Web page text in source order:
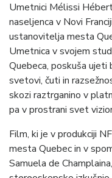
Umetnici Mélissi
naseljenca v Novi
ustanovitelja mesta
Umetnica v svojem
Quebeca, poskuša
svetovi, čuti in
skozi raztrganino v
pa v prostrani svet
Film, ki je v produkciji
mesta Quebec in v
Samuela de